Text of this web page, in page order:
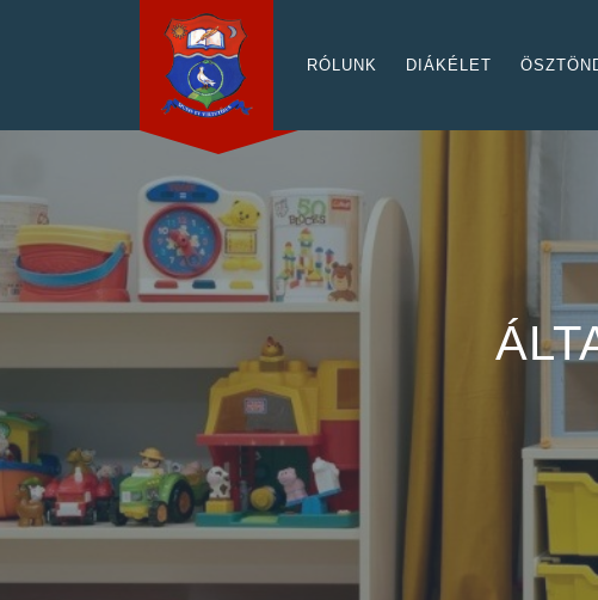
RÓLUNK DIÁKÉLET